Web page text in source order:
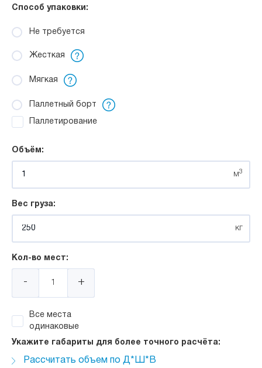
Способ упаковки:
Не требуется
Жесткая
Мягкая
Паллетный борт
Паллетирование
Укажите габариты для более точного расчёта:
Рассчитать объем по Д*Ш*В
Объём:
м3
Вес груза:
кг
Кол-во мест:
- +
Все места
одинаковые